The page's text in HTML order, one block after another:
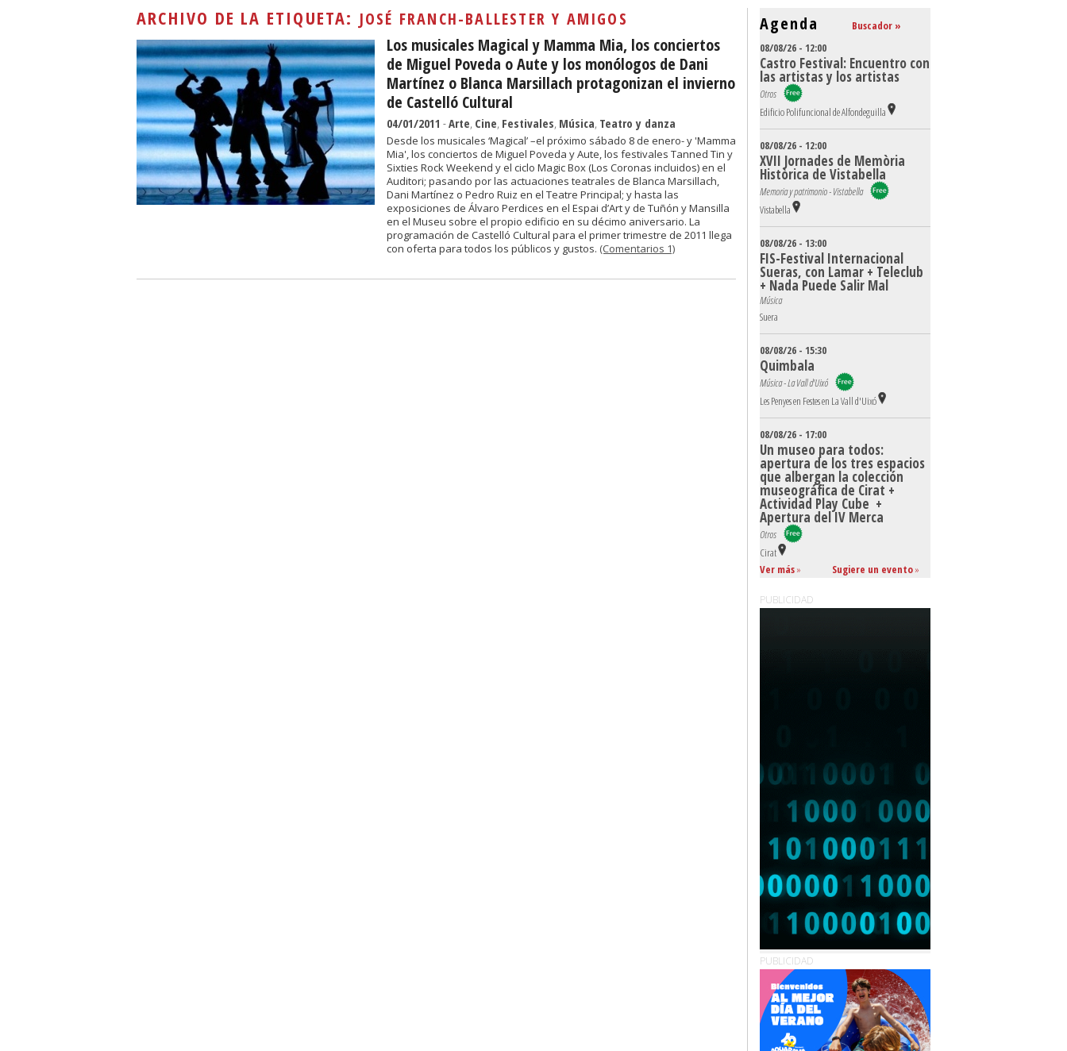
ARCHIVO DE LA ETIQUETA: JOSÉ FRANCH-BALLESTER Y AMIGOS
Los musicales Magical y Mamma Mia, los conciertos
de Miguel Poveda o Aute y los monólogos de Dani
Martínez o Blanca Marsillach protagonizan el invierno
de Castelló Cultural
04/01/2011 -Arte, Cine, Festivales, Música, Teatro y danza
Desde los musicales ‘Magical’ –el próximo sábado 8 de enero- y 'Mamma
Mia', los conciertos de Miguel Poveda y Aute, los festivales Tanned Tin y
Sixties Rock Weekend y el ciclo Magic Box (Los Coronas incluidos) en el
Auditori; pasando por las actuaciones teatrales de Blanca Marsillach,
Dani Martínez o Pedro Ruiz en el Teatre Principal; y hasta las
exposiciones de Álvaro Perdices en el Espai d’Art y de Tuñón y Mansilla
en el Museu sobre el propio edificio en su décimo aniversario. La
programación de Castelló Cultural para el primer trimestre de 2011 llega
con oferta para todos los públicos y gustos. (Comentarios 1)
Agenda
Buscador »
08/08/26 - 12:00
Castro Festival: Encuentro con
las artistas y los artistas
Otros
Edificio Polifuncional de Alfondeguilla
08/08/26 - 12:00
XVII Jornades de Memòria
Històrica de Vistabella
Memoria y patrimonio - Vistabella
Vistabella
08/08/26 - 13:00
FIS-Festival Internacional
Sueras, con Lamar + Teleclub
+ Nada Puede Salir Mal
Música
Suera
08/08/26 - 15:30
Quimbala
Música - La Vall d'Uixó
Les Penyes en Festes en La Vall d'Uixó
08/08/26 - 17:00
Un museo para todos:
apertura de los tres espacios
que albergan la colección
museográfica de Cirat +
Actividad Play Cube +
Apertura del IV Merca
Otros
Cirat
Ver más» Sugiere un evento»
PUBLICIDAD
PUBLICIDAD